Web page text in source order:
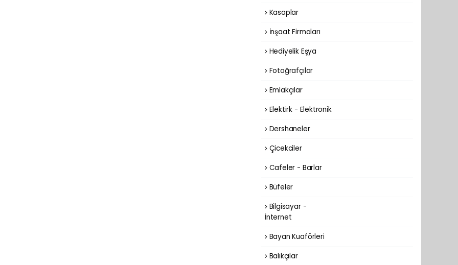
Kasaplar
İnşaat Firmaları
Hediyelik Eşya
Fotoğrafçılar
Emlakçılar
Elektirk - Elektronik
Dershaneler
Çicekciler
Cafeler - Barlar
Büfeler
Bilgisayar -
İnternet
Bayan Kuaförleri
Balıkçılar